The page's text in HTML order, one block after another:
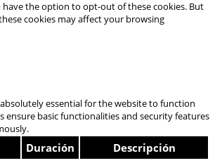
have the option to opt-out of these cookies. But
cookies may affect your browsing
essential for the website to function
ensure basic functionalities and security features
Duración Descripción